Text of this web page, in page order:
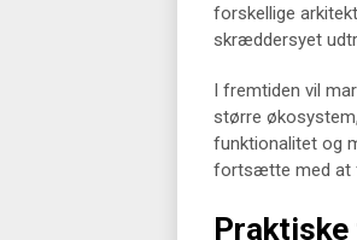
forskellige
skræddersyet
I fremtiden vil
større
funktionalitet og
fortsætte med at